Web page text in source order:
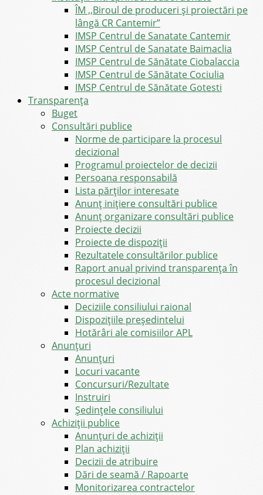
ÎM ,,Biroul de produceri și proiectări pe
lângă CR Cantemir”
IMSP Centrul de Sanatate Cantemir
IMSP Centrul de Sanatate Baimaclia
IMSP Centrul de Sănătate Ciobalaccia
IMSP Centrul de Sănătate Cociulia
IMSP Centrul de Sănătate Gotesti
Transparența
Buget
Consultări publice
Norme de participare la procesul
decizional
Programul proiectelor de decizii
Persoana responsabilă
Lista părților interesate
Anunț inițiere consultări publice
Anunț organizare consultări publice
Proiecte decizii
Proiecte de dispoziții
Rezultatele consultărilor publice
Raport anual privind transparenţa în
procesul decizional
Acte normative
Deciziile consiliului raional
Dispozițiile președintelui
Hotărâri ale comisiilor APL
Anunţuri
Anunţuri
Locuri vacante
Concursuri/Rezultate
Instruiri
Şedinţele consiliului
Achiziții publice
Anunțuri de achiziții
Plan achiziții
Decizii de atribuire
Dări de seamă / Rapoarte
Monitorizarea contractelor